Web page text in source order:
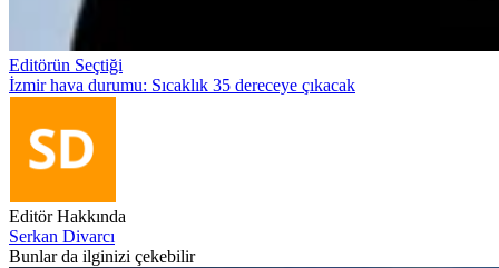
Editörün Seçtiği
İzmir hava durumu: Sıcaklık 35 dereceye çıkacak
Editör Hakkında
Serkan Divarcı
Bunlar da ilginizi çekebilir